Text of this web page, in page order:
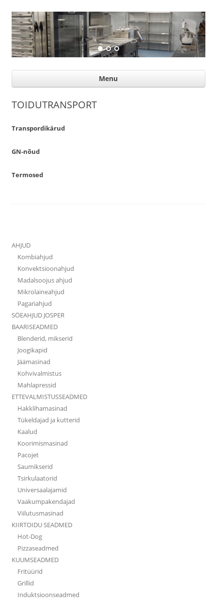
Suurköögiseadmed
Professional help for proffs
Menu
TOIDUTRANSPORT
Transpordikärud
GN-nõud
Termosed
AHJUD
Kombiahjud
Konvektsioonahjud
Madalsoojus ahjud
Mikrolaineahjud
Pagariahjud
SÖEAHJUD JOSPER
BAARISEADMED
Blenderid, mikserid
Joogikapid
Jäämasinad
Kohvivalmistus
Mahlapressid
ETTEVALMISTUSSEADMED
Hakklihamasinad
Tükeldajad ja kutterid
Kaalud
Koorimismasinad
Pacojet
Saumikserid
Tsirkulaatorid
Universaalajamid
Vaakumpakendajad
Viilutusmasinad
KIIRTOIDU SEADMED
Hot-Dog
Pizzaseadmed
KUUMSEADMED
Fritüürid
Grillid
Induktsioonseadmed